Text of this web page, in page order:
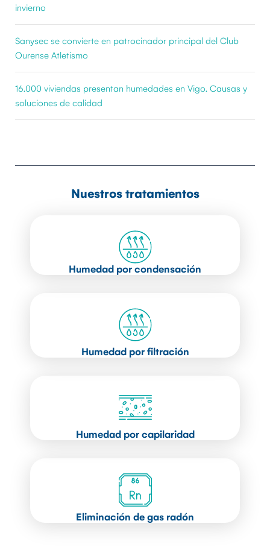
invierno
Sanysec se convierte en patrocinador principal del Club
Ourense Atletismo
16.000 viviendas presentan humedades en Vigo. Causas y
soluciones de calidad
Nuestros tratamientos
Humedad por condensación
Humedad por filtración
Humedad por capilaridad
Eliminación de gas radón